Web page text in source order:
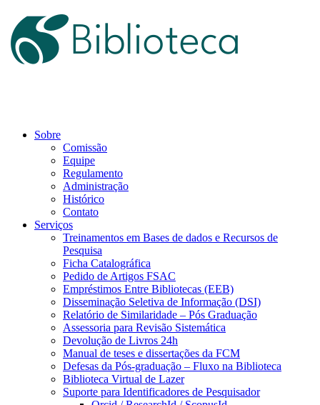
Sobre
Comissão
Equipe
Regulamento
Administração
Histórico
Contato
Serviços
Treinamentos em Bases de dados e Recursos de
Pesquisa
Ficha Catalográfica
Pedido de Artigos FSAC
Empréstimos Entre Bibliotecas (EEB)
Disseminação Seletiva de Informação (DSI)
Relatório de Similaridade – Pós Graduação
Assessoria para Revisão Sistemática
Devolução de Livros 24h
Manual de teses e dissertações da FCM
Defesas da Pós-graduação – Fluxo na Biblioteca
Biblioteca Virtual de Lazer
Suporte para Identificadores de Pesquisador